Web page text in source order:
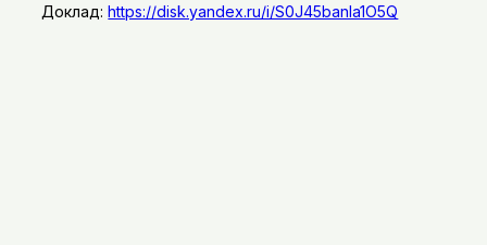
Доклад:https://disk.yandex.ru/i/S0J45banIa1O5Q